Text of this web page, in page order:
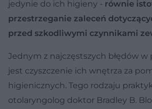
jedynie do ich higieny - równie
przestrzeganie zaleceń
przed szkodliwymi czynnikami
Jednym z najczęstszych błędów w
jest czyszczenie ich wnętrza za
higienicznych. Tego rodzaju
otolaryngolog doktor Bradley B.